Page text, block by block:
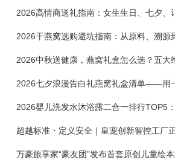
2026中秋送健康，燕窝礼盒怎么选？五大
2026婴儿洗发水沐浴露二合一排行TOP5
超越标准・定义安全｜皇宠创新智控工厂
万豪旅享家“豪友团”发布首套原创儿童绘